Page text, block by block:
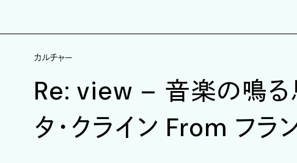
カルチャー
Re: view – 音楽の鳴
タ・クライン From フラ